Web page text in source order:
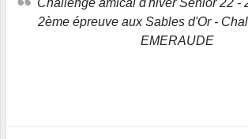
Challenge amical d'hiver Senior 22 - 2020 / 2021 -
2ème épreuve aux Sables d'Or -
EMERAUDE